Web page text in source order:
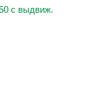
с выдвиж.